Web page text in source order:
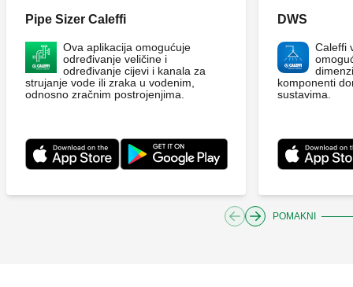
Pipe Sizer Caleffi
Ova aplikacija omogućuje
određivanje veličine i
određivanje cijevi i kanala za
strujanje vode ili zraka u vodenim,
odnosno zračnim postrojenjima.
DWS
Caleffi
komponenti
sustavima.
POMAKNI